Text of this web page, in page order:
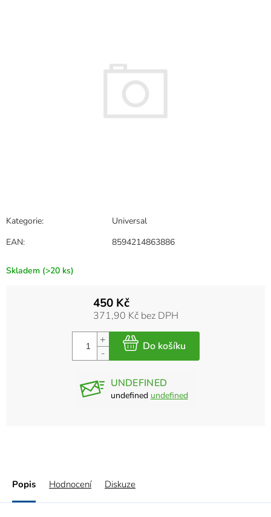
Skladem (>20 ks)
Kategorie:
Universal
EAN: 8594214863886
450 Kč
371,90 Kč bez DPH
UNDEFINED
undefined undefined
Popis Hodnocení Diskuze